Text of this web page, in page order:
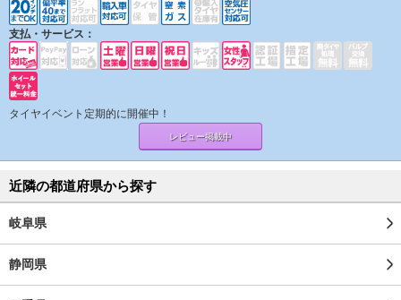
支払・サービス：
タイヤイベント定期的に開催中！
レビュー掲載中
近隣の都道府県から探す
岐阜県
静岡県